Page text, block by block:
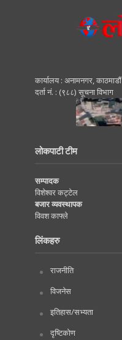
कार्यालय : अनामनगर, काठमाडाैं
दर्ता नं. : (९८८) सूचना विभाग
लोकपाटी टीम
सम्पादक
विशेश्वर कट्टेल
बजार व्यवस्थापक
विवश काफ्ले
लिंकहरु
राजनीति
विजनेस
इतिहास/सभ्यता
दृष्टिकोण